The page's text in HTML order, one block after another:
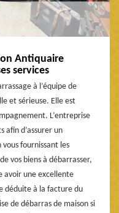
Antiquaire
services
à l’équipe de
et sérieuse. Elle est
L’entreprise
afin d’assurer un
fournissant les
vos biens à débarrasser,
avoir une excellente
déduite à la facture du
de débarras de maison si